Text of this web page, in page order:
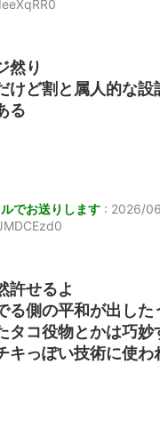
然り
けど割と属人的な設
る
でお送りします : 2026/
許せるよ
る側の平和が出した
タコ役物とかは巧妙
キっぽい技術に使わ